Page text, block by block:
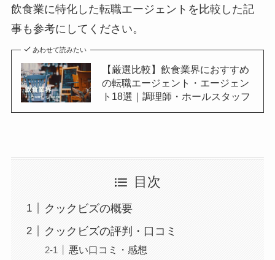
飲食業に特化した転職エージェントを比較した記
事も参考にしてください。
あわせて読みたい
【厳選比較】飲食業界におすすめ
の転職エージェント・エージェン
ト18選｜調理師・ホールスタッフ
目次
クックビズの概要
クックビズの評判・口コミ
悪い口コミ・感想